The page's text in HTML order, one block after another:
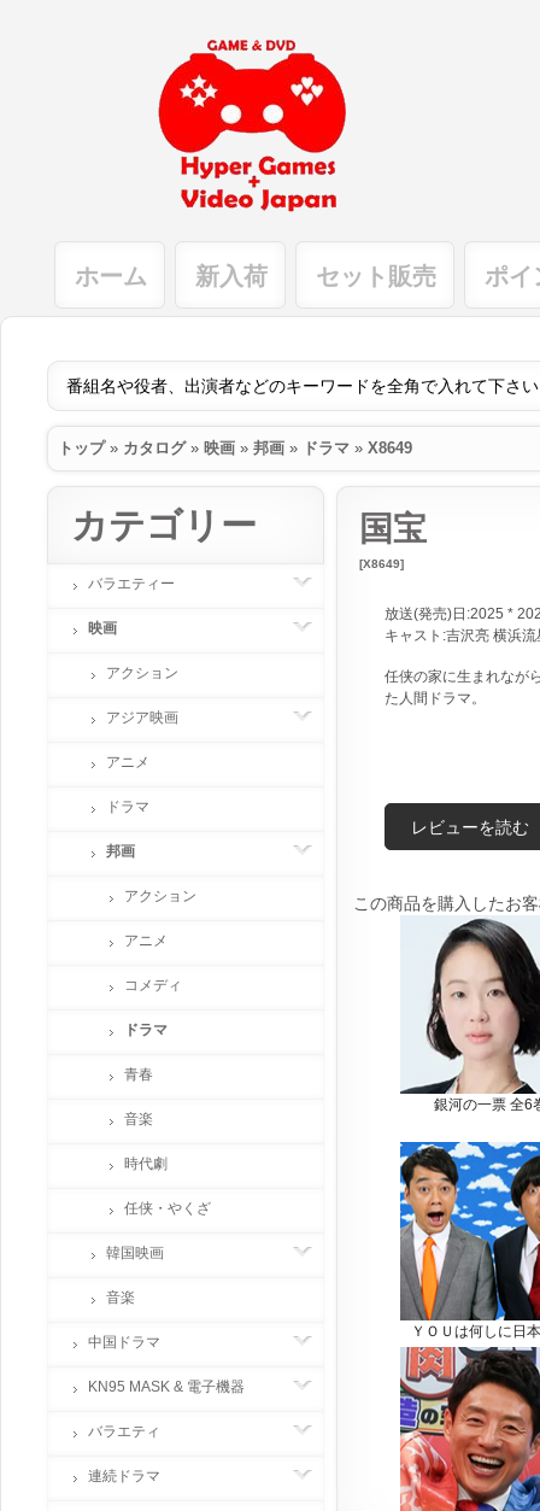
ホーム 新入荷 セット販売 ポイ
トップ» カタログ» 映画 » 邦画 » ドラマ » X8649
国宝
[X8649]
放送(発売)日:2025 *
キャスト:吉沢亮 横浜
任侠の家に生まれなが
た人間ドラマ。
レビューを読む
この商品を購入したお
銀河の一票 全6
ＹＯＵは何しに日
カテゴリー
バラエティー
映画
アクション
アジア映画
アニメ
ドラマ
邦画
アクション
アニメ
コメディ
ドラマ
青春
音楽
時代劇
任侠・やくざ
韓国映画
音楽
中国ドラマ
KN95 MASK & 電子機器
バラエティ
連続ドラマ